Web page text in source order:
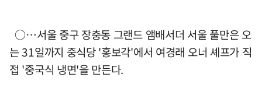
○…서울 중구 장충동 그랜드 앰배서더 서울 풀만은 오
는 31일까지 중식당 '홍보각'에서 여경래 오너 셰프가 직
접 '중국식 냉면'을 만든다.